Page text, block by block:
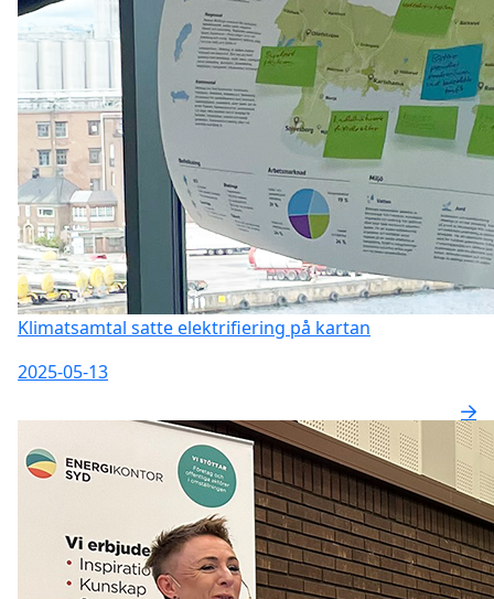
Klimatsamtal satte elektrifiering på kartan
2025-05-13